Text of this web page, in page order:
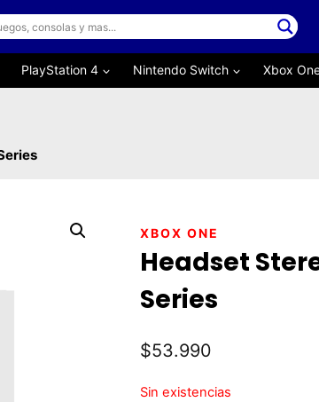
PlayStation 4 Nintendo Switch Xbox
XBOX ONE
Headset
Series
$53.990
Sin existencias